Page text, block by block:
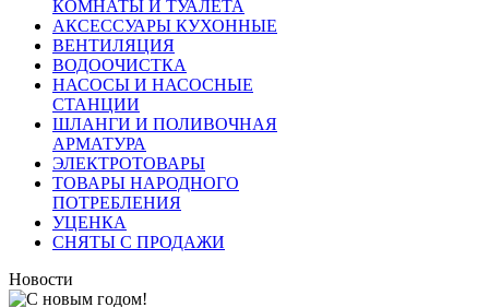
КОМНАТЫ И ТУАЛЕТА
АКСЕССУАРЫ КУХОННЫЕ
ВЕНТИЛЯЦИЯ
ВОДООЧИСТКА
НАСОСЫ И НАСОСНЫЕ
СТАНЦИИ
ШЛАНГИ И ПОЛИВОЧНАЯ
АРМАТУРА
ЭЛЕКТРОТОВАРЫ
ТОВАРЫ НАРОДНОГО
ПОТРЕБЛЕНИЯ
УЦЕНКА
СНЯТЫ С ПРОДАЖИ
Новости